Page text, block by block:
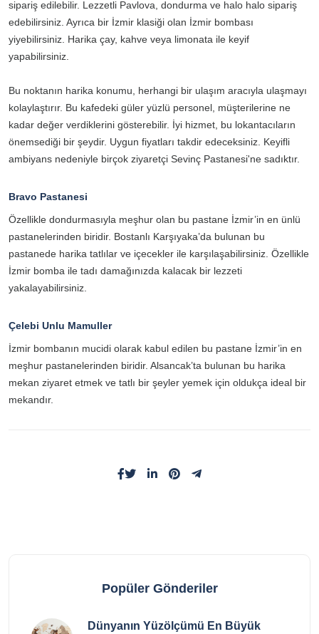
sipariş edilebilir. Lezzetli Pavlova, dondurma ve halo halo sipariş
edebilirsiniz. Ayrıca bir İzmir klasiği olan İzmir bombası
yiyebilirsiniz. Harika çay, kahve veya limonata ile keyif
yapabilirsiniz.
Bu noktanın harika konumu, herhangi bir ulaşım aracıyla ulaşmayı
kolaylaştırır. Bu kafedeki güler yüzlü personel, müşterilerine ne
kadar değer verdiklerini gösterebilir. İyi hizmet, bu lokantacıların
önemsediği bir şeydir. Uygun fiyatları takdir edeceksiniz. Keyifli
ambiyans nedeniyle birçok ziyaretçi Sevinç Pastanesi'ne sadıktır.
Bravo Pastanesi
Özellikle dondurmasıyla meşhur olan bu pastane İzmir’in en ünlü
pastanelerinden biridir. Bostanlı Karşıyaka’da bulunan bu
pastanede harika tatlılar ve içecekler ile karşılaşabilirsiniz. Özellikle
İzmir bomba ile tadı damağınızda kalacak bir lezzeti
yakalayabilirsiniz.
Çelebi Unlu Mamuller
İzmir bombanın mucidi olarak kabul edilen bu pastane İzmir’in en
meşhur pastanelerinden biridir. Alsancak’ta bulunan bu harika
mekan ziyaret etmek ve tatlı bir şeyler yemek için oldukça ideal bir
mekandır.
Popüler Gönderiler
Dünyanın Yüzölçümü En Büyük